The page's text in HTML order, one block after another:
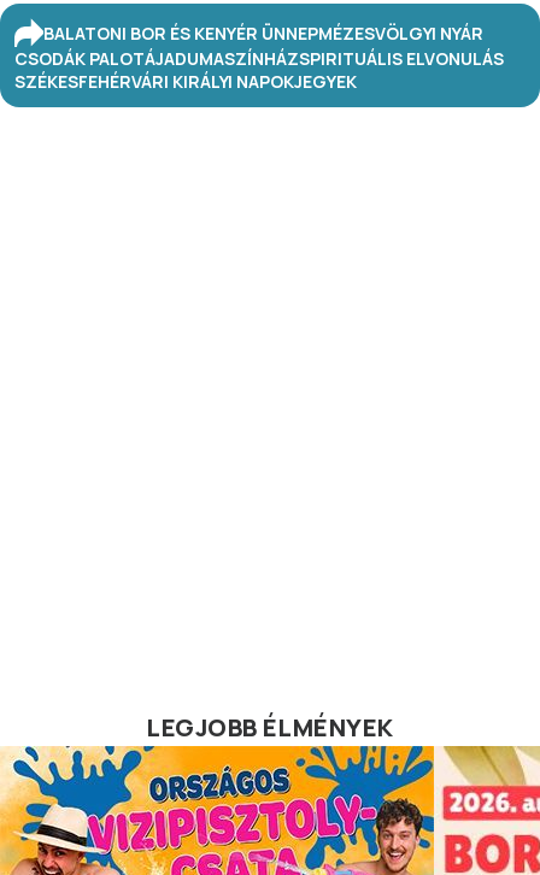
BALATONI BOR ÉS KENYÉR ÜNNEPMÉZESVÖLGYI NYÁR
CSODÁK PALOTÁJADUMASZÍNHÁZSPIRITUÁLIS ELVONULÁS
SZÉKESFEHÉRVÁRI KIRÁLYI NAPOKJEGYEK
LEGJOBB ÉLMÉNYEK